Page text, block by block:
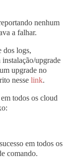
nenhum
a falhar.
dos logs,
upgrade
upgrade no
nesse link.
todos os cloud
em todos os
comando.